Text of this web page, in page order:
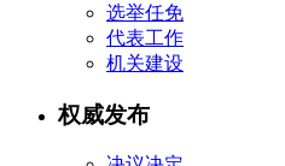
选举任免
代表工作
机关建设
权威发布